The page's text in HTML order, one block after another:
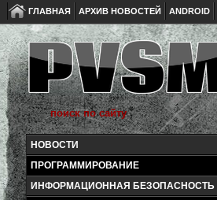
ГЛАВНАЯ АРХИВ НОВОСТЕЙ ANDROID
НОВОСТИ
ПРОГРАММИРОВАНИЕ
ИНФОРМАЦИОННАЯ БЕЗОПАСНОСТЬ